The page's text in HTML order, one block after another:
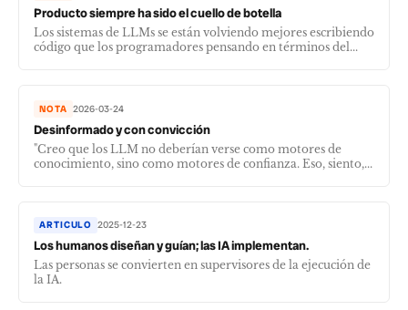
Producto siempre ha sido el cuello de botella
Los sistemas de LLMs se están volviendo mejores escribiendo
código que los programadores pensando en términos del...
NOTA 2026-03-24
Desinformado y con convicción
"Creo que los LLM no deberían verse como motores de
conocimiento, sino como motores de confianza. Eso, siento,...
ARTICULO 2025-12-23
Los humanos diseñan y guían; las IA implementan.
Las personas se convierten en supervisores de la ejecución de
la IA.